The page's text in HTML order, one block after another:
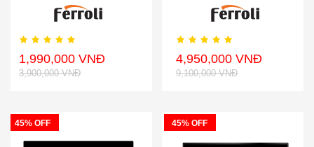
1,990,000 VNĐ
3,900,000 VNĐ
4,950,000 VNĐ
9,100,000 VNĐ
45% OFF 45% OFF